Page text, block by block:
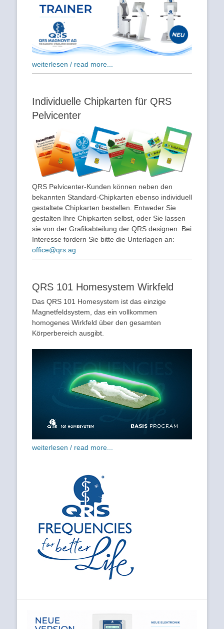
weiterlesen / read more...
Individuelle Chipkarten für QRS
Pelvicenter
QRS Pelvicenter-Kunden können neben den
bekannten Standard-Chipkarten ebenso individuell
gestaltete Chipkarten bestellen. Entweder Sie
gestalten Ihre Chipkarten selbst, oder Sie lassen
sie von der Grafikabteilung der QRS designen. Bei
Interesse fordern Sie bitte die Unterlagen an:
office@qrs.ag
QRS 101 Homesystem Wirkfeld
Das QRS 101 Homesystem ist das einzige
Magnetfeldsystem, das ein vollkommen
homogenes Wirkfeld über den gesamten
Körperbereich ausgibt.
weiterlesen / read more...